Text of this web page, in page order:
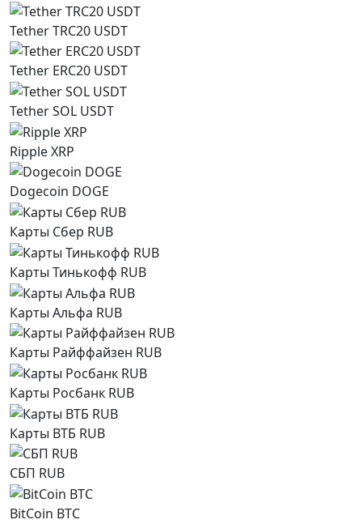
Tether TRC20 USDT
Tether ERC20 USDT
Tether SOL USDT
Ripple XRP
Dogecoin DOGE
Карты Сбер RUB
Карты Тинькофф RUB
Карты Альфа RUB
Карты Райффайзен RUB
Карты Росбанк RUB
Карты ВТБ RUB
СБП RUB
BitCoin BTC